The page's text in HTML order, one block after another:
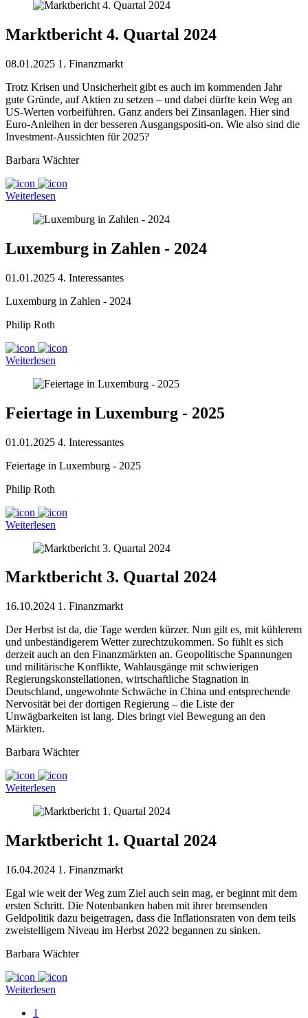
Marktbericht 4. Quartal 2024
08.01.2025 1. Finanzmarkt
Trotz Krisen und Unsicherheit gibt es auch im kommenden Jahr
gute Gründe, auf Aktien zu setzen – und dabei dürfte kein Weg an
US-Werten vorbeiführen. Ganz anders bei Zinsanlagen. Hier sind
Euro-Anleihen in der besseren Ausgangspositi-on. Wie also sind die
Investment-Aussichten für 2025?
Barbara Wächter
Weiterlesen
Luxemburg in Zahlen - 2024
01.01.2025 4. Interessantes
Luxemburg in Zahlen - 2024
Philip Roth
Weiterlesen
Feiertage in Luxemburg - 2025
01.01.2025 4. Interessantes
Feiertage in Luxemburg - 2025
Philip Roth
Weiterlesen
Marktbericht 3. Quartal 2024
16.10.2024 1. Finanzmarkt
Der Herbst ist da, die Tage werden kürzer. Nun gilt es, mit kühlerem
und unbeständigerem Wetter zurechtzukommen. So fühlt es sich
derzeit auch an den Finanzmärkten an. Geopolitische Spannungen
und militärische Konflikte, Wahlausgänge mit schwierigen
Regierungskonstellationen, wirtschaftliche Stagnation in
Deutschland, ungewohnte Schwäche in China und entsprechende
Nervosität bei der dortigen Regierung – die Liste der
Unwägbarkeiten ist lang. Dies bringt viel Bewegung an den
Märkten.
Barbara Wächter
Weiterlesen
Marktbericht 1. Quartal 2024
16.04.2024 1. Finanzmarkt
Egal wie weit der Weg zum Ziel auch sein mag, er beginnt mit dem
ersten Schritt. Die Notenbanken haben mit ihrer bremsenden
Geldpolitik dazu beigetragen, dass die Inflationsraten von dem teils
zweistelligem Niveau im Herbst 2022 begannen zu sinken.
Barbara Wächter
Weiterlesen
1